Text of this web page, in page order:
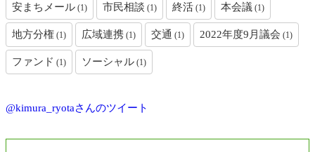
安まちメール (1) 市民相談 (1) 終活 (1) 本会議 (1)
地方分権 (1) 広域連携 (1) 交通 (1) 2022年度9月議会 (1)
ファンド (1) ソーシャル (1)
@kimura_ryotaさんのツイート